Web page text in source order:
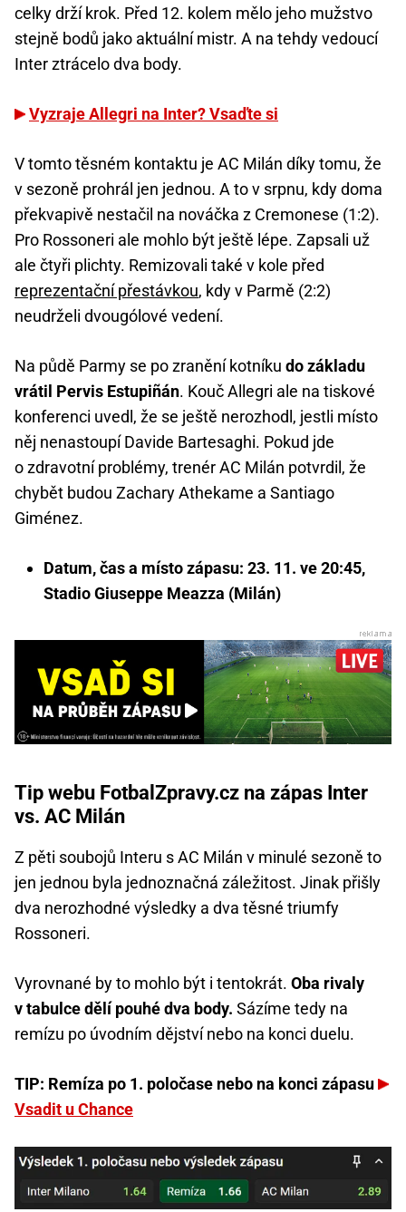
celky drží krok. Před 12. kolem mělo jeho mužstvo
stejně bodů jako aktuální mistr. A na tehdy vedoucí
Inter ztrácelo dva body.
Vyzraje Allegri na Inter? Vsaďte si
V tomto těsném kontaktu je AC Milán díky tomu, že
v sezoně prohrál jen jednou. A to v srpnu, kdy doma
překvapivě nestačil na nováčka z Cremonese (1:2).
Pro Rossoneri ale mohlo být ještě lépe. Zapsali už
ale čtyři plichty. Remizovali také v kole před
reprezentační přestávkou, kdy v Parmě (2:2)
neudrželi dvougólové vedení.
Na půdě Parmy se po zranění kotníku do základu
vrátil Pervis Estupiñán. Kouč Allegri ale na tiskové
konferenci uvedl, že se ještě nerozhodl, jestli místo
něj nenastoupí Davide Bartesaghi. Pokud jde
o zdravotní problémy, trenér AC Milán potvrdil, že
chybět budou Zachary Athekame a Santiago
Giménez.
Datum, čas a místo zápasu: 23. 11. ve 20:45,
Stadio Giuseppe Meazza (Milán)
Tip webu FotbalZpravy.cz na zápas Inter
vs. AC Milán
Z pěti soubojů Interu s AC Milán v minulé sezoně to
jen jednou byla jednoznačná záležitost. Jinak přišly
dva nerozhodné výsledky a dva těsné triumfy
Rossoneri.
Vyrovnané by to mohlo být i tentokrát. Oba rivaly
v tabulce dělí pouhé dva body. Sázíme tedy na
remízu po úvodním dějství nebo na konci duelu.
TIP: Remíza po 1. poločase nebo na konci zápasu
Vsadit u Chance